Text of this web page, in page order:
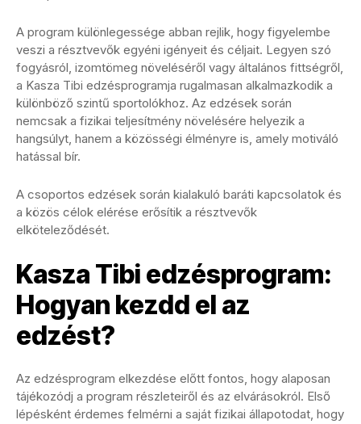
A program különlegessége abban rejlik, hogy figyelembe
veszi a résztvevők egyéni igényeit és céljait. Legyen szó
fogyásról, izomtömeg növeléséről vagy általános fittségről,
a Kasza Tibi edzésprogramja rugalmasan alkalmazkodik a
különböző szintű sportolókhoz. Az edzések során
nemcsak a fizikai teljesítmény növelésére helyezik a
hangsúlyt, hanem a közösségi élményre is, amely motiváló
hatással bír.
A csoportos edzések során kialakuló baráti kapcsolatok és
a közös célok elérése erősítik a résztvevők
elköteleződését.
Kasza Tibi edzésprogram:
Hogyan kezdd el az
edzést?
Az edzésprogram elkezdése előtt fontos, hogy alaposan
tájékozódj a program részleteiről és az elvárásokról. Első
lépésként érdemes felmérni a saját fizikai állapotodat, hogy